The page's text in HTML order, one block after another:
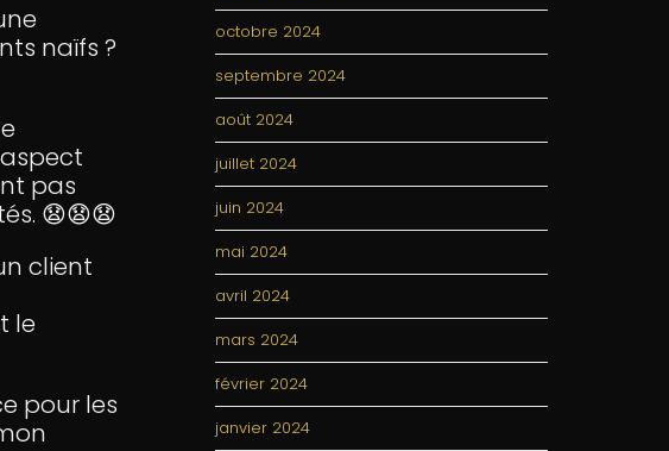
naïfs ?
pas
😧😧😧
client
le
pour les
octobre 2024
septembre 2024
août 2024
juillet 2024
juin 2024
mai 2024
avril 2024
mars 2024
février 2024
janvier 2024